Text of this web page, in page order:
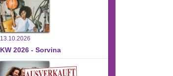
13.10.2026
KW 2026 - Sorvina